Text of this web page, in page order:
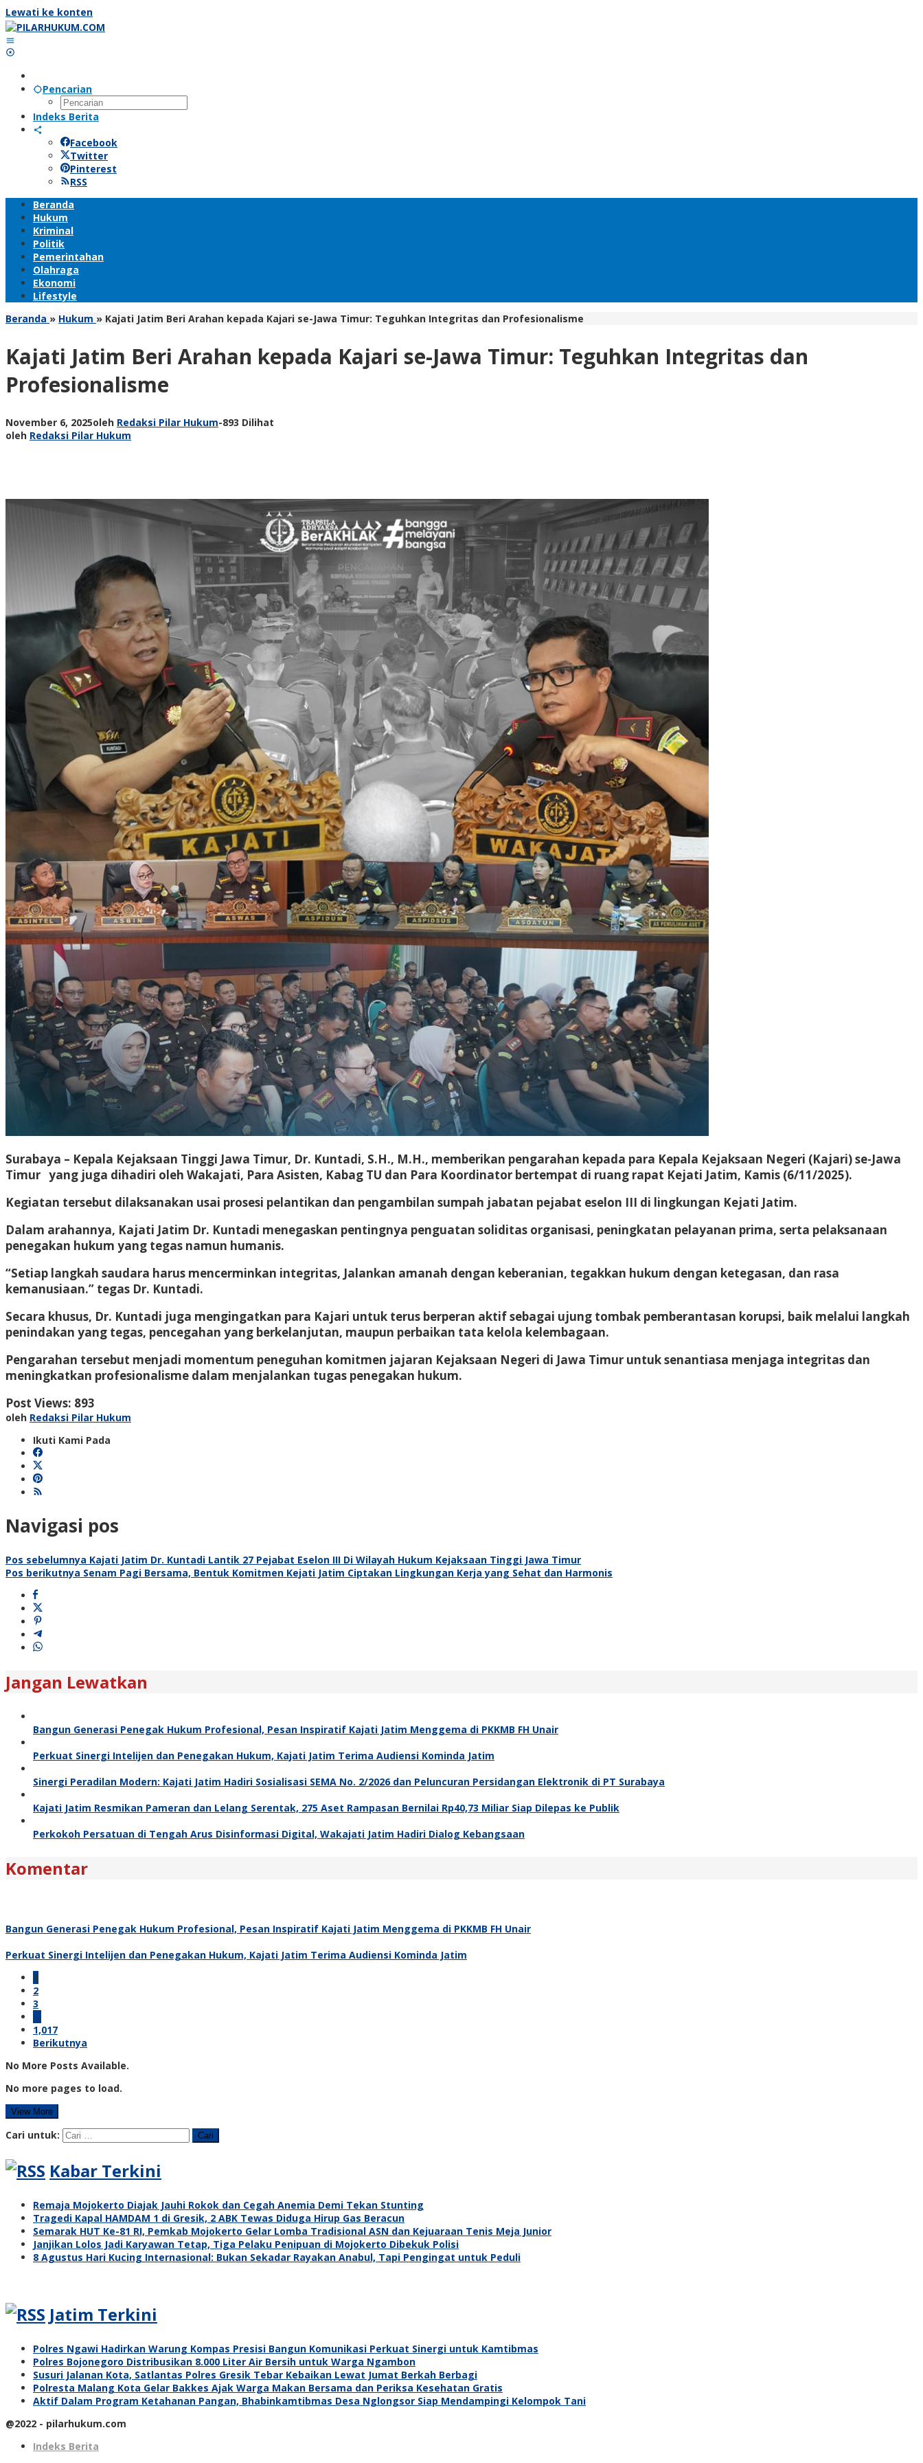
Lewati ke konten
Pencarian
Indeks Berita
Facebook
Twitter
Pinterest
RSS
Beranda
Hukum
Kriminal
Politik
Pemerintahan
Olahraga
Ekonomi
Lifestyle
Beranda » Hukum » Kajati Jatim Beri Arahan kepada Kajari se-Jawa Timur: Teguhkan Integritas dan Profesionalisme
Kajati Jatim Beri Arahan kepada Kajari se-Jawa Timur: Teguhkan Integritas dan
Profesionalisme
November 6, 2025oleh Redaksi Pilar Hukum-893 Dilihat
oleh Redaksi Pilar Hukum
Surabaya – Kepala Kejaksaan Tinggi Jawa Timur, Dr. Kuntadi, S.H., M.H., memberikan pengarahan kepada para Kepala Kejaksaan Negeri (Kajari) se-Jawa
Timur yang juga dihadiri oleh Wakajati, Para Asisten, Kabag TU dan Para Koordinator bertempat di ruang rapat Kejati Jatim, Kamis (6/11/2025).
Kegiatan tersebut dilaksanakan usai prosesi pelantikan dan pengambilan sumpah jabatan pejabat eselon III di lingkungan Kejati Jatim.
Dalam arahannya, Kajati Jatim Dr. Kuntadi menegaskan pentingnya penguatan soliditas organisasi, peningkatan pelayanan prima, serta pelaksanaan
penegakan hukum yang tegas namun humanis.
“Setiap langkah saudara harus mencerminkan integritas, Jalankan amanah dengan keberanian, tegakkan hukum dengan ketegasan, dan rasa
kemanusiaan.” tegas Dr. Kuntadi.
Secara khusus, Dr. Kuntadi juga mengingatkan para Kajari untuk terus berperan aktif sebagai ujung tombak pemberantasan korupsi, baik melalui langkah
penindakan yang tegas, pencegahan yang berkelanjutan, maupun perbaikan tata kelola kelembagaan.
Pengarahan tersebut menjadi momentum peneguhan komitmen jajaran Kejaksaan Negeri di Jawa Timur untuk senantiasa menjaga integritas dan
meningkatkan profesionalisme dalam menjalankan tugas penegakan hukum.
Post Views: 893
oleh Redaksi Pilar Hukum
Ikuti Kami Pada
Navigasi pos
Pos sebelumnya Kajati Jatim Dr. Kuntadi Lantik 27 Pejabat Eselon III Di Wilayah Hukum Kejaksaan Tinggi Jawa Timur
Pos berikutnya Senam Pagi Bersama, Bentuk Komitmen Kejati Jatim Ciptakan Lingkungan Kerja yang Sehat dan Harmonis
Jangan Lewatkan
Bangun Generasi Penegak Hukum Profesional, Pesan Inspiratif Kajati Jatim Menggema di PKKMB FH Unair
Perkuat Sinergi Intelijen dan Penegakan Hukum, Kajati Jatim Terima Audiensi Kominda Jatim
Sinergi Peradilan Modern: Kajati Jatim Hadiri Sosialisasi SEMA No. 2/2026 dan Peluncuran Persidangan Elektronik di PT Surabaya
Kajati Jatim Resmikan Pameran dan Lelang Serentak, 275 Aset Rampasan Bernilai Rp40,73 Miliar Siap Dilepas ke Publik
Perkokoh Persatuan di Tengah Arus Disinformasi Digital, Wakajati Jatim Hadiri Dialog Kebangsaan
Komentar
Bangun Generasi Penegak Hukum Profesional, Pesan Inspiratif Kajati Jatim Menggema di PKKMB FH Unair
Perkuat Sinergi Intelijen dan Penegakan Hukum, Kajati Jatim Terima Audiensi Kominda Jatim
1
2
3
…
1,017
Berikutnya
No More Posts Available.
No more pages to load.
View More
Cari untuk:
Kabar Terkini
Remaja Mojokerto Diajak Jauhi Rokok dan Cegah Anemia Demi Tekan Stunting
Tragedi Kapal HAMDAM 1 di Gresik, 2 ABK Tewas Diduga Hirup Gas Beracun
Semarak HUT Ke-81 RI, Pemkab Mojokerto Gelar Lomba Tradisional ASN dan Kejuaraan Tenis Meja Junior
Janjikan Lolos Jadi Karyawan Tetap, Tiga Pelaku Penipuan di Mojokerto Dibekuk Polisi
8 Agustus Hari Kucing Internasional: Bukan Sekadar Rayakan Anabul, Tapi Pengingat untuk Peduli
Jatim Terkini
Polres Ngawi Hadirkan Warung Kompas Presisi Bangun Komunikasi Perkuat Sinergi untuk Kamtibmas
Polres Bojonegoro Distribusikan 8.000 Liter Air Bersih untuk Warga Ngambon
Susuri Jalanan Kota, Satlantas Polres Gresik Tebar Kebaikan Lewat Jumat Berkah Berbagi
Polresta Malang Kota Gelar Bakkes Ajak Warga Makan Bersama dan Periksa Kesehatan Gratis
Aktif Dalam Program Ketahanan Pangan, Bhabinkamtibmas Desa Nglongsor Siap Mendampingi Kelompok Tani
@2022 - pilarhukum.com
Indeks Berita